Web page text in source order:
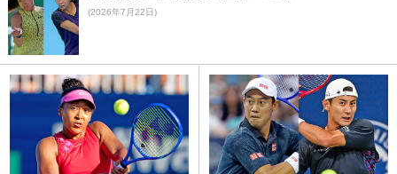
(2026年7月22日)